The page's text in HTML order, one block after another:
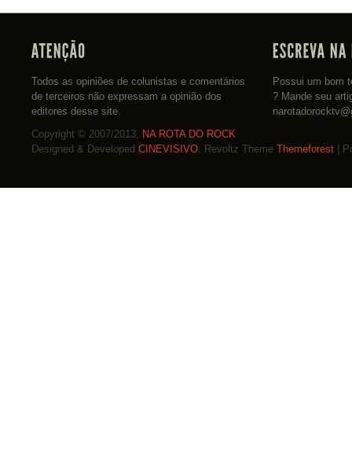
Todos as opiniões de colunistas e comentários
de terceiros não expressam a opinião dos
editores desse site.
Possui um bom
? Mande seu
Copyright © 2007/2013, NA ROTA DO ROCK
Designed & Developed CINEVISIVO. Revoltz Theme Themeforest |